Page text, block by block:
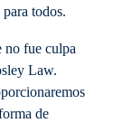
todos.
no fue culpa
Law.
de